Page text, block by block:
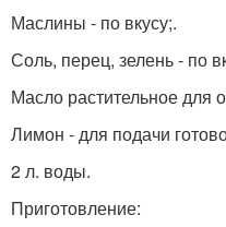
Маслины - по вкусу;.
Соль, перец, зелень - по
Масло растительное для
Лимон - для подачи
2 л. воды.
Приготовление: